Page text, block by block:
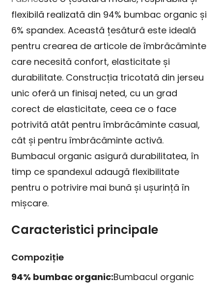
flexibilă realizată din 94% bumbac organic și
6% spandex. Această țesătură este ideală
pentru crearea de articole de îmbrăcăminte
care necesită confort, elasticitate și
durabilitate. Construcția tricotată din jerseu
unic oferă un finisaj neted, cu un grad
corect de elasticitate, ceea ce o face
potrivită atât pentru îmbrăcăminte casual,
cât și pentru îmbrăcăminte activă.
Bumbacul organic asigură durabilitatea, în
timp ce spandexul adaugă flexibilitate
pentru o potrivire mai bună și ușurință în
mișcare.
Caracteristici principale
Compoziție
94% bumbac organic:Bumbacul organic